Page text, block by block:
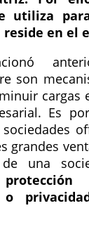
utiliza
reside en el
son
cargas
Es
grandes
una
o